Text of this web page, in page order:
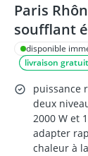
Paris
soufflant
2000 W –
d'énergie,
chaleur et
froid –
disponible
livraison
puissance
deux
2000 W et
adapter
chaleur à